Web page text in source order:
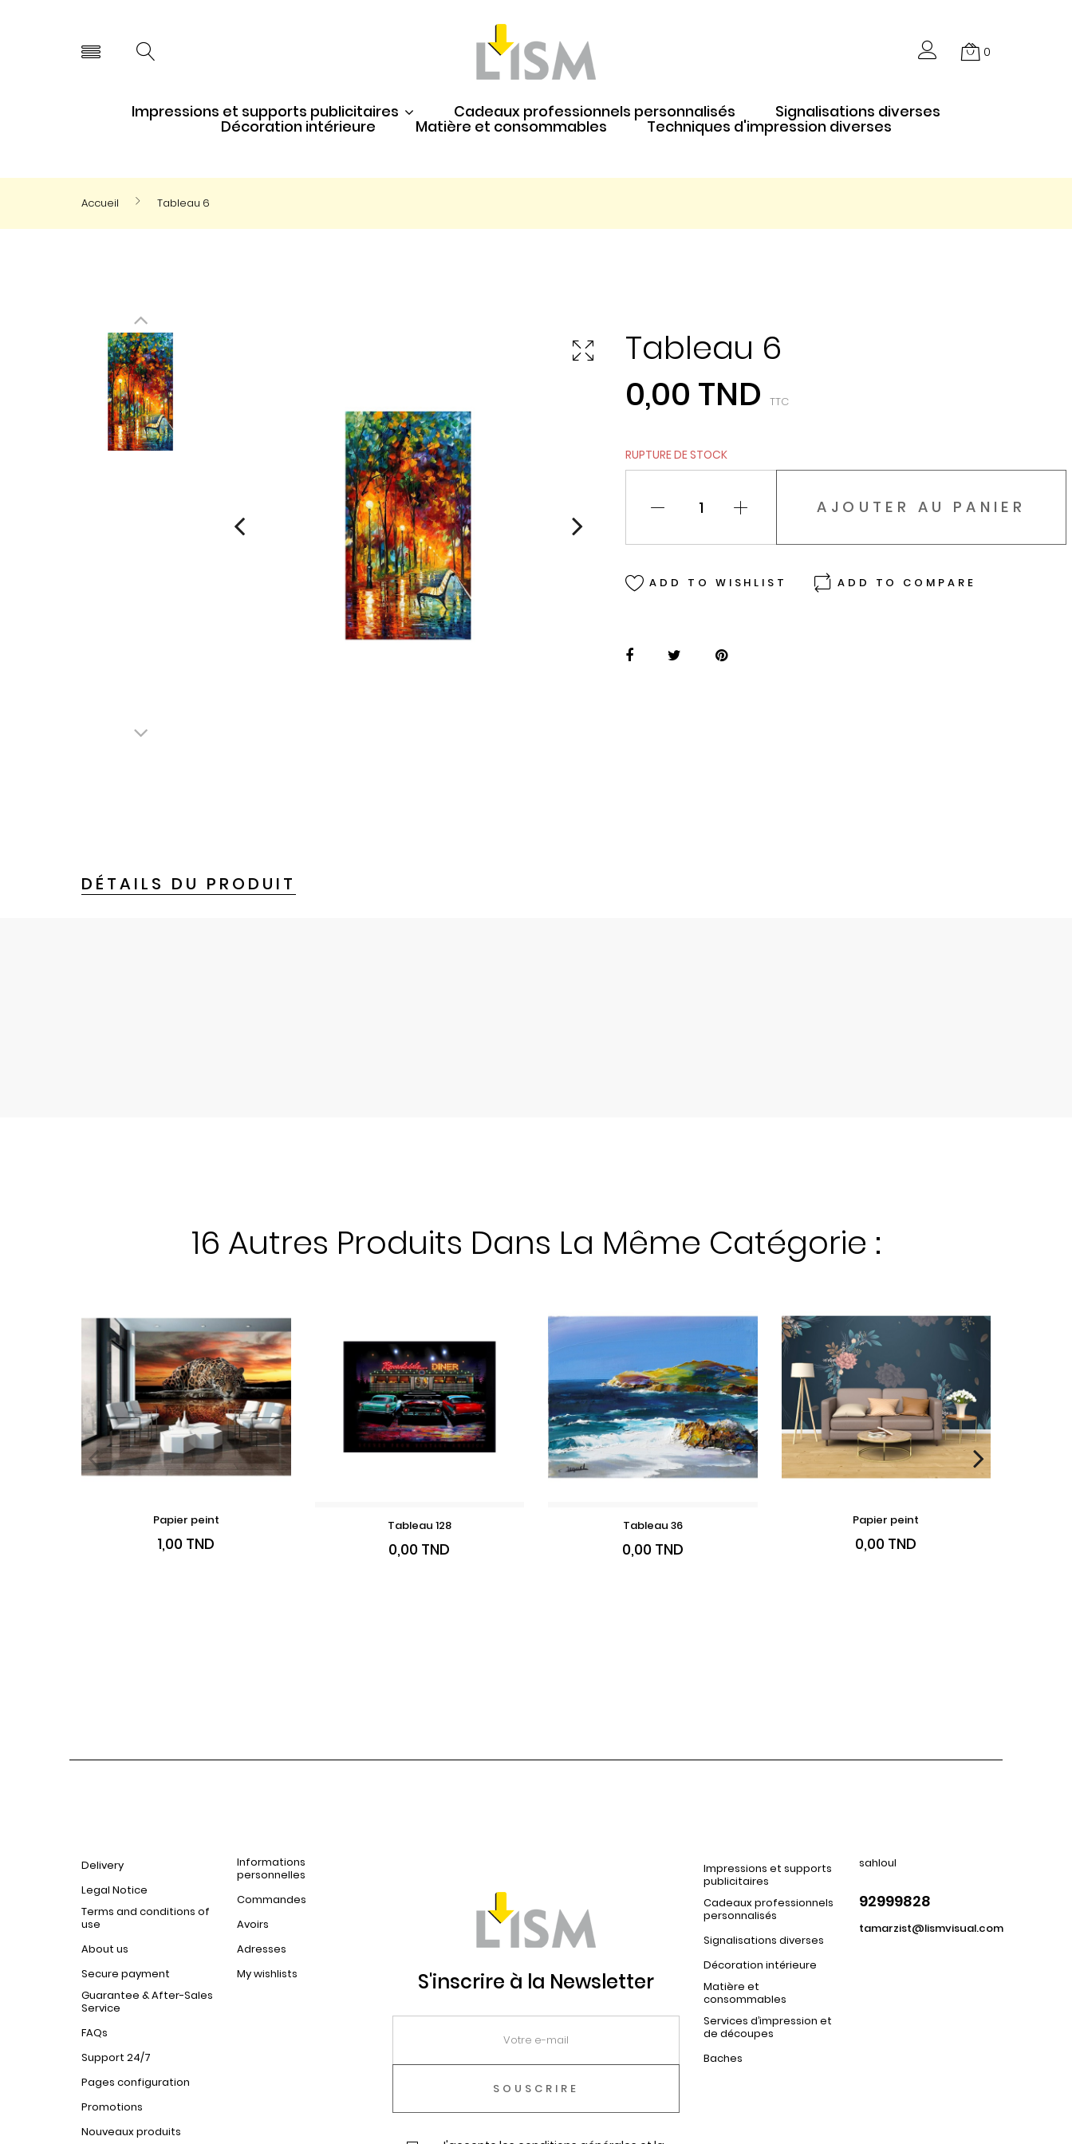
0
Impressions et supports publicitaires Cadeaux professionnels personnalisés Signalisations diverses
Décoration intérieure Matière et consommables Techniques d'impression diverses
Accueil Tableau 6
Tableau 6
0,00 TND
TTC
RUPTURE DE STOCK
AJOUTER AU PANIER
ADD TO WISHLIST ADD TO COMPARE
DÉTAILS DU PRODUIT
16 Autres Produits Dans La Même Catégorie :
Papier peint
Prix
1,00 TND
AJOUTER AU PANIER Tableau 128
Prix
0,00 TND
VOIR LE PRODUIT Tableau 36
Prix
0,00 TND
VOIR LE PRODUIT
Papier peint
Prix
0,00 TND
VOIR LE PRODUIT
S'inscrire à la Newsletter
Delivery
Legal Notice
Terms and conditions of
use
About us
Secure payment
Guarantee & After-Sales
Service
FAQs
Support 24/7
Pages configuration
Promotions
Nouveaux produits
Informations
personnelles
Commandes
Avoirs
Adresses
My wishlists
Impressions et supports
publicitaires
Cadeaux professionnels
personnalisés
Signalisations diverses
Décoration intérieure
Matière et
consommables
Services d’impression et
de découpes
Baches
sahloul
92999828
tamarzist@lismvisual.com